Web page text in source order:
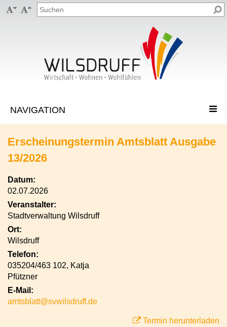
 
Erscheinungstermin Amtsblatt Ausgabe
13/2026
Datum:
02.07.2026
Veranstalter:
Stadtverwaltung Wilsdruff
Ort:
Wilsdruff
Telefon:
035204/463 102, Katja
Pfützner
E-Mail:
amtsblatt@svwilsdruff.de
Termin herunterladen